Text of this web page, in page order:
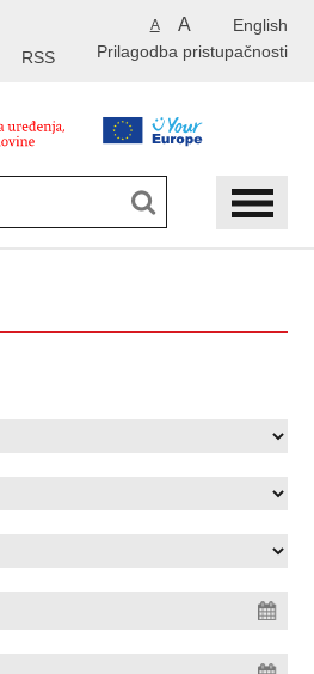
English
A A
Prilagodba pristupačnosti
RSS